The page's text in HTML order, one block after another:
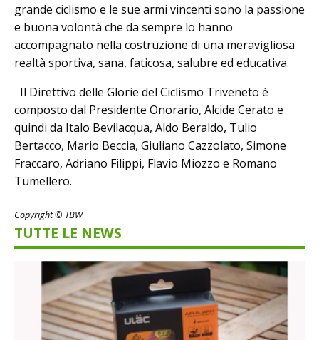
grande ciclismo e le sue armi vincenti sono la passione
e buona volontà che da sempre lo hanno
accompagnato nella costruzione di una meravigliosa
realtà sportiva, sana, faticosa, salubre ed educativa.
Il Direttivo delle Glorie del Ciclismo Triveneto è
composto dal Presidente Onorario, Alcide Cerato e
quindi da Italo Bevilacqua, Aldo Beraldo, Tulio
Bertacco, Mario Beccia, Giuliano Cazzolato, Simone
Fraccaro, Adriano Filippi, Flavio Miozzo e Romano
Tumellero.
Copyright © TBW
TUTTE LE NEWS